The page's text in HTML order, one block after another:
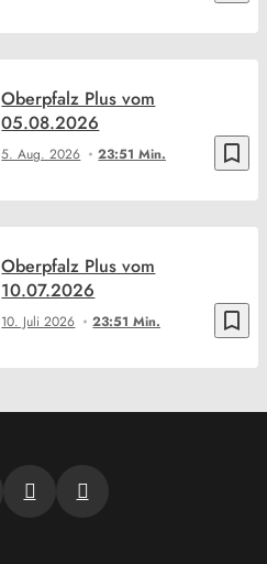
bookmark_border
5. Aug. 2026 23:51 Min.
Oberpfalz Plus vom
05.08.2026
bookmark_border
10. Juli 2026 23:51 Min.
Oberpfalz Plus vom
10.07.2026